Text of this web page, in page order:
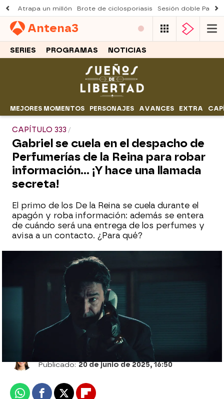
Atrapa un millón Brote de ciclosporiasis Sesión doble
Antena3
SERIES PROGRAMAS NOTICIAS
MEJORES MOMENTOS PERSONAJES AVANCES EXTRA
CAPÍTULO 333
Gabriel se cuela en el despacho de
Perfumerías de la Reina para robar
información... ¡Y hace una llamada
secreta!
El primo de los De la Reina se cuela durante el
apagón y roba información: además se entera
de cuándo será una entrega de los perfumes y
avisa a un contacto. ¿Para qué?
¿Gabriel, acorralado? Marta y Pelayo se
enfrentan al nuevo miembro de la familia
Publicado:20 de junio de 2025, 16:50